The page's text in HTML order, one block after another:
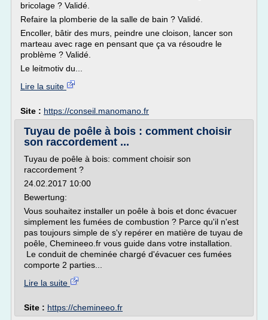
bricolage ? Validé.
Refaire la plomberie de la salle de bain ? Validé.
Encoller, bâtir des murs, peindre une cloison, lancer son
marteau avec rage en pensant que ça va résoudre le
problème ? Validé.
Le leitmotiv du...
Lire la suite
Site : https://conseil.manomano.fr
Tuyau de poêle à bois : comment choisir
son raccordement ...
Tuyau de poêle à bois: comment choisir son
raccordement ?
24.02.2017 10:00
Bewertung:
Vous souhaitez installer un poêle à bois et donc évacuer
simplement les fumées de combustion ? Parce qu'il n'est
pas toujours simple de s'y repérer en matière de tuyau de
poêle, Chemineeo.fr vous guide dans votre installation.
Le conduit de cheminée chargé d'évacuer ces fumées
comporte 2 parties...
Lire la suite
Site : https://chemineeo.fr